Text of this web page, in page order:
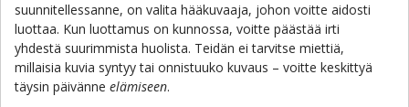
suunnitellessanne, on valita hääkuvaaja, johon voitte aidosti
luottaa. Kun luottamus on kunnossa, voitte päästää irti
yhdestä suurimmista huolista. Teidän ei tarvitse miettiä,
millaisia kuvia syntyy tai onnistuuko kuvaus – voitte keskittyä
täysin päivänne elämiseen.